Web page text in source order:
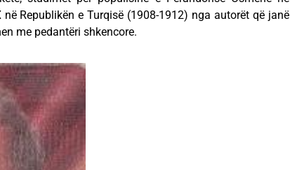
Republikën e Turqisë (1908-1912) nga autorët që janë
me pedantëri shkencore.